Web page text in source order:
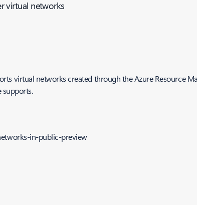
virtual networks
virtual networks created through the Azure Resource
supports.
in-public-preview